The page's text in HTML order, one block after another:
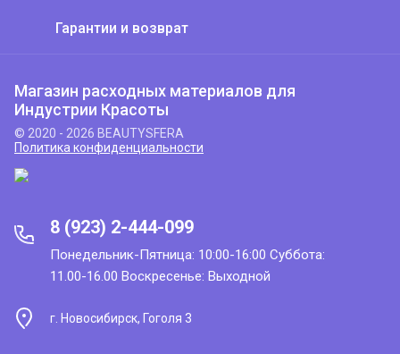
Гарантии и возврат
Магазин расходных материалов для
Индустрии Красоты
© 2020 - 2026 BEAUTYSFERA
Политика конфиденциальности
8 (923) 2-444-099
Понедельник-Пятница: 10:00-16:00 Суббота:
11.00-16.00 Воскресенье: Выходной
г. Новосибирск, Гоголя 3